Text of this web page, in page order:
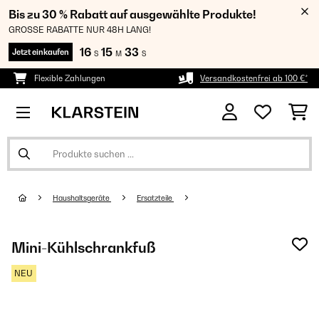
Bis zu 30 % Rabatt auf ausgewählte Produkte!
GROSSE RABATTE NUR 48H LANG!
Jetzt einkaufen 16 S 15 M 31 S
Flexible Zahlungen Versandkostenfrei ab 100 €*
Haushaltsgeräte Ersatzteile
Mini-Kühlschrankfuß
NEU